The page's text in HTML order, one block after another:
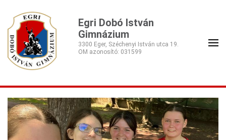
Egri Dobó István
Gimnázium
3300 Eger, Széchenyi István utca 19.